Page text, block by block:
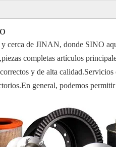
cerca de JINAN, donde SINO
completas artículos
y de alta
general, podemos